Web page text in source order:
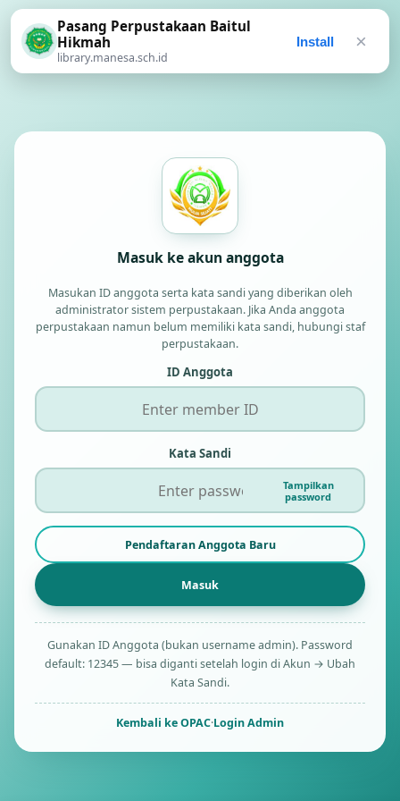
Masuk ke akun anggota
Masukan ID anggota serta kata sandi yang diberikan oleh
administrator sistem perpustakaan. Jika Anda anggota
perpustakaan namun belum memiliki kata sandi, hubungi staf
perpustakaan.
ID Anggota
Kata Sandi
Tampilkan
password
Pendaftaran Anggota Baru
Gunakan ID Anggota (bukan username admin). Password
default: 12345 — bisa diganti setelah login di Akun → Ubah
Kata Sandi.
Kembali ke OPAC·Login Admin
Pasang Perpustakaan Baitul
Hikmah
library.manesa.sch.id
Install ×